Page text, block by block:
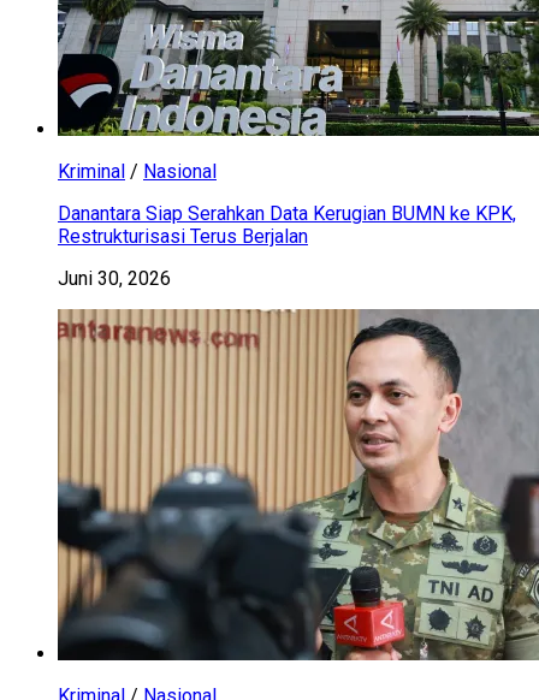
Kriminal / Nasional
Danantara Siap Serahkan Data Kerugian BUMN ke KPK,
Restrukturisasi Terus Berjalan
Juni 30, 2026